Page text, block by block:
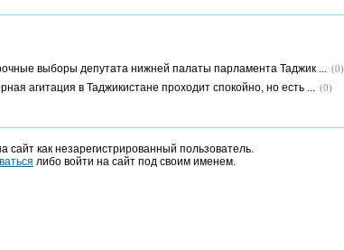
выборы депутата нижней палаты парламента Таджик ... (0)
агитация в Таджикистане проходит спокойно, но есть ... (0)
как незарегистрированный пользователь.
либо войти на сайт под своим именем.